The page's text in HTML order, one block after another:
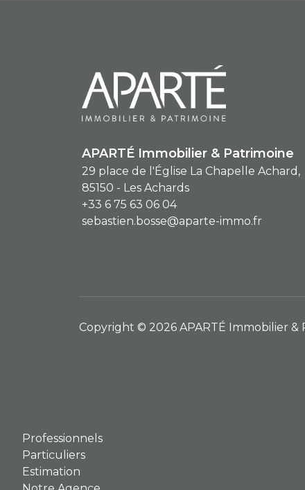
APARTÉ Immobilier & Patrimoine
29 place de l'Église La Chapelle Achard,
85150 - Les Achards
+33 6 75 63 06 04
sebastien.bosse@aparte-immo.fr
Copyright © 2026 APARTÉ Immobilier
Professionnels
Particuliers
Estimation